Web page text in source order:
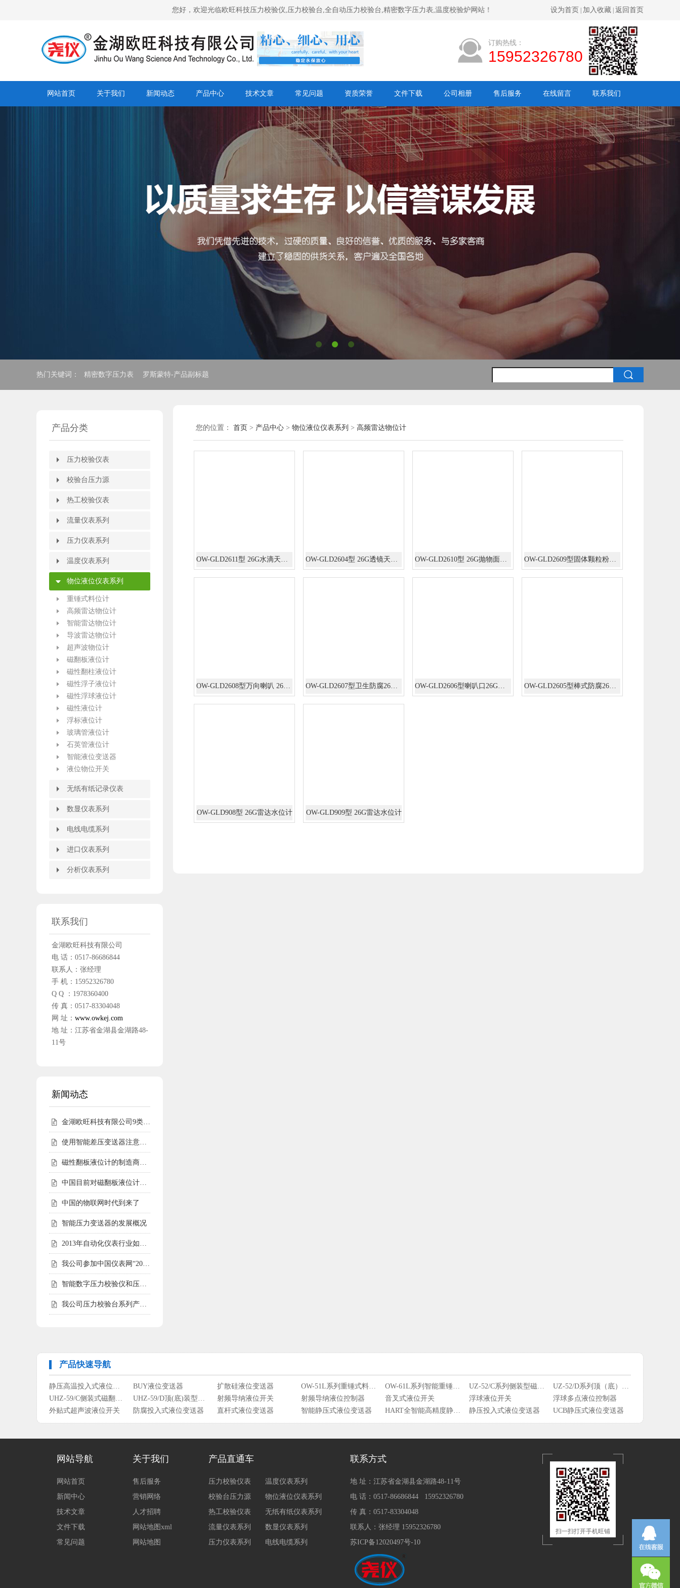
您好，欢迎光临欧旺科技压力校验仪,压力校验台,全自动压力校验台,精密数字压力表,温度校验炉网站！ 设为首页 加入收藏 返回首页
订购热线：
15952326780
网站首页 关于我们 新闻动态 产品中心 技术文章 常见问题 资质荣誉 文件下载 公司相册 售后服务 在线留言 联系我们
热门关键词： 精密数字压力表 罗斯蒙特-产品副标题
产品分类
压力校验仪表
压力校验仪表
压力自动校验装置
全自动压力校验台
压力校验仪
箱式压力校验仪
电动压力校验仪
便携式多功能校验仪
智能压力模块
精密数字压力计
精密数字压力表
HART375手操器
HART475手操器
校验台压力源
校验台压力源
全自动压力控制台
电动压力校验台
压力校验台
便携式压力泵
轻便微压压力泵
手持式压力泵
电动压力源
手动压力源
氧气表压力表两用校器
手操压力泵
压力表转换接头
压力泵附件
热工校验仪表
热工校验仪表
热电偶热电阻检定系统
热工仪表校验装置
热电阻校验仿真仪
热电偶校验仿真仪
过程信号校验仪
电流电压校验仪
频率校验仪
温度校验仪
信号发生器
数字万用表
热工宝典
热工仪表校验仪
掌上型多功能校验仪
便携式温度校验炉
零度恒温器
热电偶检定炉
黑体炉/黑体辐射源
标准热电阻热电偶温度计
流量仪表系列
流量仪表系列
智能旋进旋涡气体流量计
热式气体质量流量计
智能涡街流量计
智能电磁流量计
液体涡轮流量计
靶式流量计
椭圆齿轮流量计
节流装置
孔板流量计
V锥流量计
弯管流量计
平衡流量计
威力巴流量计
德尔塔巴流量计
阿牛巴流量计
毕托巴流量计
超声波流量计
玻璃转子流量计
金属管浮子流量计
压力仪表系列
压力仪表系列
指针压力表
电容式压力变送器
数字压力表
扩散硅压力变送器
压力变送控制仪/压力开关
防腐型压力变送器
单晶硅压力变送器
智能差压变送器
温度仪表系列
温度仪表系列
热电阻温度计
温度变送器
双金属温度计
温度远传监测仪
温度变送控制仪
就地温度数字显示仪
物位液位仪表系列
物位液位仪表系列
重锤式料位计
高频雷达物位计
智能雷达物位计
导波雷达物位计
超声波物位计
磁翻板液位计
磁性翻柱液位计
磁性浮子液位计
磁性浮球液位计
磁性液位计
浮标液位计
玻璃管液位计
石英管液位计
智能液位变送器
液位物位开关
无纸有纸记录仪表
无纸有纸记录仪表
有纸记录仪
无纸记录仪
流量积算记录仪
数显仪表系列
数显仪表系列
智能数字显示调节仪
智能PID调节器
智能双色电接点液位计
智能流量积算控制仪
WB系列智能温度变送器
智能配电器调理器隔离栅
闪光报警器
智能手操器
手持式智能操作器
智能液晶显示仪
大屏显示器
电线电缆系列
电线电缆系列
信号电缆
进口仪表系列
进口仪表系列
分析仪表系列
分析仪表系列
联系我们
金湖欧旺科技有限公司
电 话：0517-86686844
联系人：张经理
手 机：15952326780
Q Q ：1978360400
传 真：0517-83304048
网 址： www.owkej.com
地 址：江苏省金湖县金湖路48-
11号
新闻动态
金湖欧旺科技有限公司9类尧仪商标持有，明确授权边界
使用智能差压变送器注意事项
磁性翻板液位计的制造商会告诉您磁性翻板液位计适用范围
中国目前对磁翻板液位计的需求仍然相对较高
中国的物联网时代到来了
智能压力变送器的发展概况
2013年自动化仪表行业如何走好自己的路
我公司参加中国仪表网“2012年度第二届中国仪表网十大实力供应商
智能数字压力校验仪和压力校验台受客户青睐
我公司压力校验台系列产品完成全面升级
您的位置： 首页 > 产品中心 > 物位液位仪表系列 > 高频雷达物位计
OW-GLD2611型 26G水滴天线雷达物位计 OW-GLD2604型 26G透镜天线雷达物位计 OW-GLD2610型 26G抛物面雷达物位计 OW-GLD2609型固体颗粒粉尘长喇叭26G雷达物位计
OW-GLD2608型万向喇叭 26G雷达物位计 OW-GLD2607型卫生防腐26G雷达物位计 OW-GLD2606型喇叭口26G雷达物位计 OW-GLD2605型棒式防腐26G雷达物位计
OW-GLD908型 26G雷达水位计 OW-GLD909型 26G雷达水位计
产品快速导航
静压高温投入式液位变送器 BUY液位变送器 扩散硅液位变送器 OW-51L系列重锤式料位计 OW-61L系列智能重锤式料位计 UZ-52/C系列侧装型磁性浮子液位计
UZ-52/D系列顶（底）装式磁性浮子液位计
UHZ-59/C侧装式磁翻柱液位计
UHZ-59/D顶(底)装型磁翻柱液位计 射频导纳液位开关 射频导纳液位控制器 音叉式液位开关 浮球液位开关
浮球多点液位控制器
外贴式超声波液位开关
防腐投入式液位变送器 直杆式液位变送器 智能静压式液位变送器 HART全智能高精度静压式液位变送器 静压投入式液位变送器
UCB静压式液位变送器
投入式静压液位变送器
平衡罩式液位变送器 导压式液位变送器
网站导航
网站首页
新闻中心
技术文章
文件下载
常见问题
关于我们
售后服务
营销网络
人才招聘
网站地图xml
网站地图
产品直通车
压力校验仪表
温度仪表系列
校验台压力源
物位液位仪表系列
热工校验仪表
无纸有纸仪表系列
流量仪表系列
数显仪表系列
压力仪表系列
电线电缆系列
联系方式
地 址：江苏省金湖县金湖路48-11号
电 话：0517-86686844 15952326780
传 真：0517-83304048
联系人：张经理 15952326780
苏ICP备12020497号-10
扫一扫打开手机旺铺